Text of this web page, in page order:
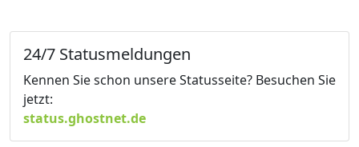
24/7 Statusmeldungen
Kennen Sie schon unsere Statusseite? Besuchen Sie
jetzt:
status.ghostnet.de